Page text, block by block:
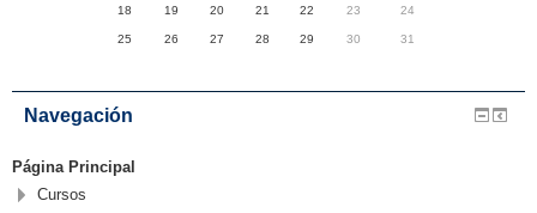
18 19 20 21 22 23 24
25 26 27 28 29 30 31
Navegación
Página Principal
Cursos